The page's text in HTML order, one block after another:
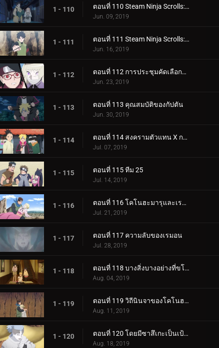
1 - 110 ตอนที่ 110 Steam Ninja Scrolls: น้ำพุร้อนฟื้นคืนชีพ!
Jun. 09, 2019
1 - 111 ตอนที่ 111 Steam Ninja Scrolls: ราชาแห่งมิไร!
Jun. 16, 2019
1 - 112 ตอนที่ 112 การประชุมคัดเลือกจูนิน
Jun. 23, 2019
1 - 113 ตอนที่ 113 คุณสมบัติของกัปตัน
Jun. 30, 2019
1 - 114 ตอนที่ 114 สงครามตัวแทน X การ์ด!
Jul. 07, 2019
1 - 115 ตอนที่ 115 ทีม 25
Jul. 14, 2019
1 - 116 ตอนที่ 116 โคโนฮะมารุและเรมอน
Jul. 21, 2019
1 - 117 ตอนที่ 117 ความลับของเรมอน
Jul. 28, 2019
1 - 118 ตอนที่ 118 บางสิ่งบางอย่างที่ขโมยความทรงจำ
Aug. 04, 2019
1 - 119 ตอนที่ 119 วิถีนินจาของโคโนฮะมารุ
Aug. 11, 2019
1 - 120 ตอนที่ 120 โดยมีซาสึเกะเป็นเป้าหมาย
Aug. 18, 2019